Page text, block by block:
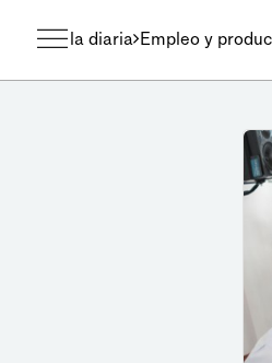
la diaria Empleo y